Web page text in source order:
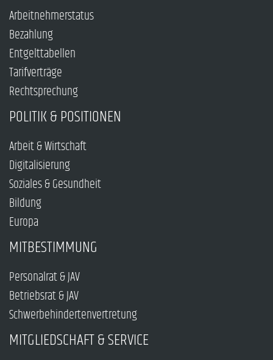
Arbeitnehmerstatus
Bezahlung
Entgelttabellen
Tarifverträge
Rechtsprechung
POLITIK & POSITIONEN
Arbeit & Wirtschaft
Digitalisierung
Soziales & Gesundheit
Bildung
Europa
MITBESTIMMUNG
Personalrat & JAV
Betriebsrat & JAV
Schwerbehindertenvertretung
MITGLIEDSCHAFT & SERVICE